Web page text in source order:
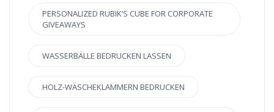
PERSONALIZED RUBIK’S CUBE FOR CORPORATE
GIVEAWAYS
WASSERBÄLLE BEDRUCKEN LASSEN
HOLZ-WÄSCHEKLAMMERN BEDRUCKEN